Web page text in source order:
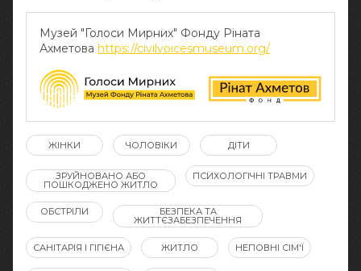
Музей "Голоси Мирних" Фонду Ріната
Ахметова https://civilvoicesmuseum.org/
ЖІНКИ ЧОЛОВІКИ ДІТИ
ЗРУЙНОВАНО АБО
ПОШКОДЖЕНО ЖИТЛО
ПСИХОЛОГІЧНІ ТРАВМИ
ОБСТРІЛИ БЕЗПЕКА ТА
ЖИТТЄЗАБЕЗПЕЧЕННЯ
САНІТАРІЯ І ГІГІЄНА ЖИТЛО НЕПОВНІ СІМ'Ї